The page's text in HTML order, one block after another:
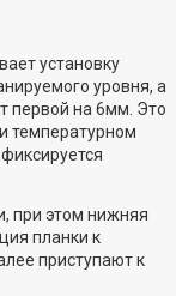
установку
уровня, а
первой на 6мм. Это
температурном
при этом нижняя
планки к
приступают к